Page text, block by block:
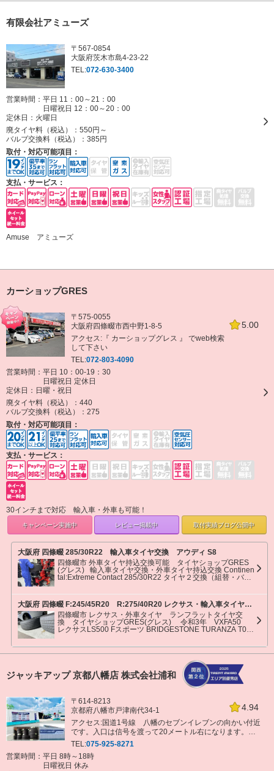
有限会社アミューズ
〒567-0854
大阪府茨木市島4-23-22
TEL:072-630-3400
営業時間：平日 11：00～21：00
日曜祝日 12：00～20：00
定休日： 火曜日
廃タイヤ料（税込）： 550円～
バルブ交換料（税込）： 385円
取付・対応可能項目：
支払・サービス：
Amuse アミューズ
カーショップGRES
5.00
〒575-0055
大阪府四條畷市西中野1-8-5
アクセス:『 カーショップグレス 』 でweb検索
して下さい
TEL:072-803-4090
営業時間：平日 10：00-19：30
日曜祝日 定休日
定休日： 日曜・祝日
廃タイヤ料（税込）： 440
バルブ交換料（税込）： 275
取付・対応可能項目：
支払・サービス：
30インチまで対応 輸入車・外車も可能！
キャンペーン実施中 レビュー掲載中 取付実績ブログ公開中
大阪府 四條畷 285/30R22 輸入車タイヤ交換 アウディ S8
四條畷市 外車タイヤ持込交換可能 タイヤショップGRES
(グレス) 輸入車タイヤ交換・外車タイヤ持込交換 Continen
tal:Extreme Contact 285/30R22 タイヤ２交換（組替・バラ
大阪府 四條畷 F:245/45R20 R:275/40R20 レクサス・輸入車タイヤ交換可能 レクサスLS500 Fスポーツ
四條畷市 レクサス・外車タイヤ ランフラットタイヤ交
換 タイヤショップGRES(グレス) 令和3年 VXFA50
レクサスLS500 Fスポーツ BRIDGESTONE TURANZA T005
タイヤ４交換（組替・バランス調整） 有難う御座いまし
た。
ジャッキアップ 京都八幡店 株式会社浦和
4.94
〒614-8213
京都府八幡市戸津南代34-1
アクセス:国道1号線 八幡のセブンイレブンの向かい付近
です。入口は信号を渡って20メートル右になります。看
板出てます。
TEL:075-925-8271
営業時間：平日 8時～18時
日曜祝日 休み